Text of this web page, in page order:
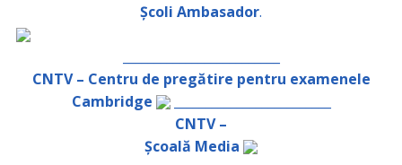
Școli Ambasador.
CNTV – Centru de pregătire pentru examenele
Cambridge
_________________________
CNTV –
Școală Media